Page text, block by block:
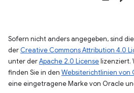
Sofern nicht anders angegeben, sind
der Creative Commons Attribution 4.0
unter derApache 2.0 Licenselizenziert.
finden Sie in den Websiterichtlinien von
eine eingetragene Marke von Oracle